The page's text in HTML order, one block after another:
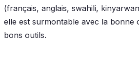
(français, anglais, swahili,
elle est surmontable avec la bonne
bons outils.